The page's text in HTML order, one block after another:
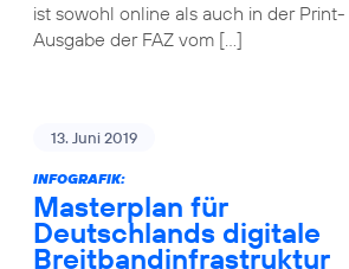
ist sowohl online als auch in der Print-
Ausgabe der FAZ vom […]
13. Juni 2019
INFOGRAFIK:
Masterplan für
Deutschlands digitale
Breitbandinfrastruktur